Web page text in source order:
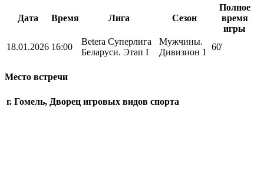
Дата Время Лига Сезон
Полное
время
игры
18.01.2026 16:00
Betera Суперлига
Беларуси. Этап I
Мужчины.
Дивизион 1
60'
Место встречи
г. Гомель, Дворец игровых видов спорта